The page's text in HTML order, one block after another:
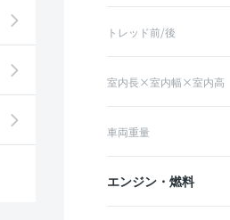
トレッド前/後
室内長×室内幅×室内高
車両重量
エンジン・燃料